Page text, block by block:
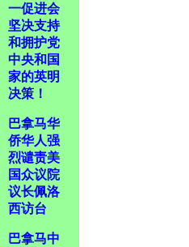
一促进会
坚决支持
和拥护党
中央和国
家的英明
决策！
巴拿马华
侨华人强
烈谴责美
国众议院
议长佩洛
西访台
巴拿马中